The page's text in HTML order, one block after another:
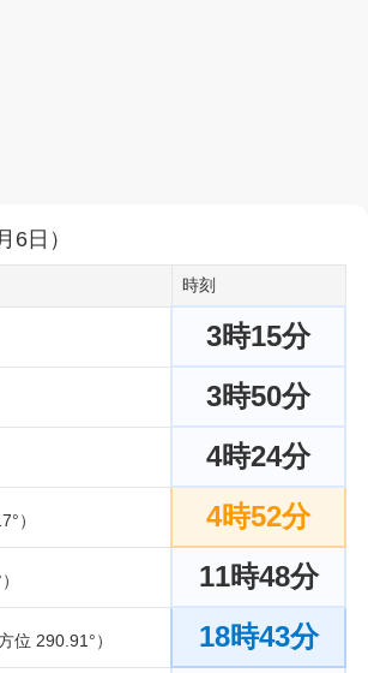
6日）
時刻
3時15分
3時50分
4時24分
） 4時52分
11時48分
位 290.91°） 18時43分